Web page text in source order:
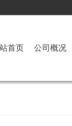
首页 公司概况